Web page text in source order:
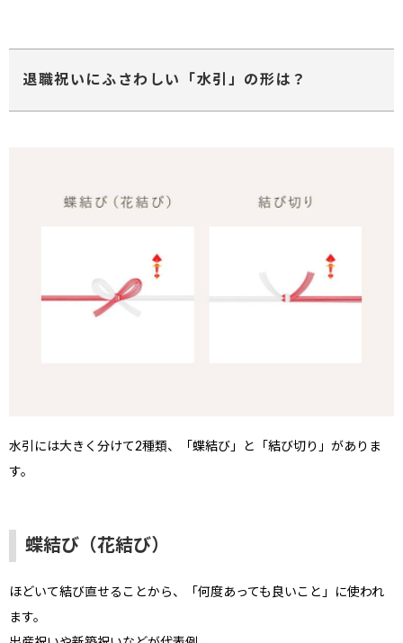
退職・異動の挨拶におすすめのお菓子ギ
もらっ
退職祝いにふさわしい「水引」の形は？
水引には大きく分けて2種類、「蝶結び」と「結び切り」がありま
す。
蝶結び（花結び）
ほどいて結び直せることから、「何度あっても良いこと」に使われ
ます。